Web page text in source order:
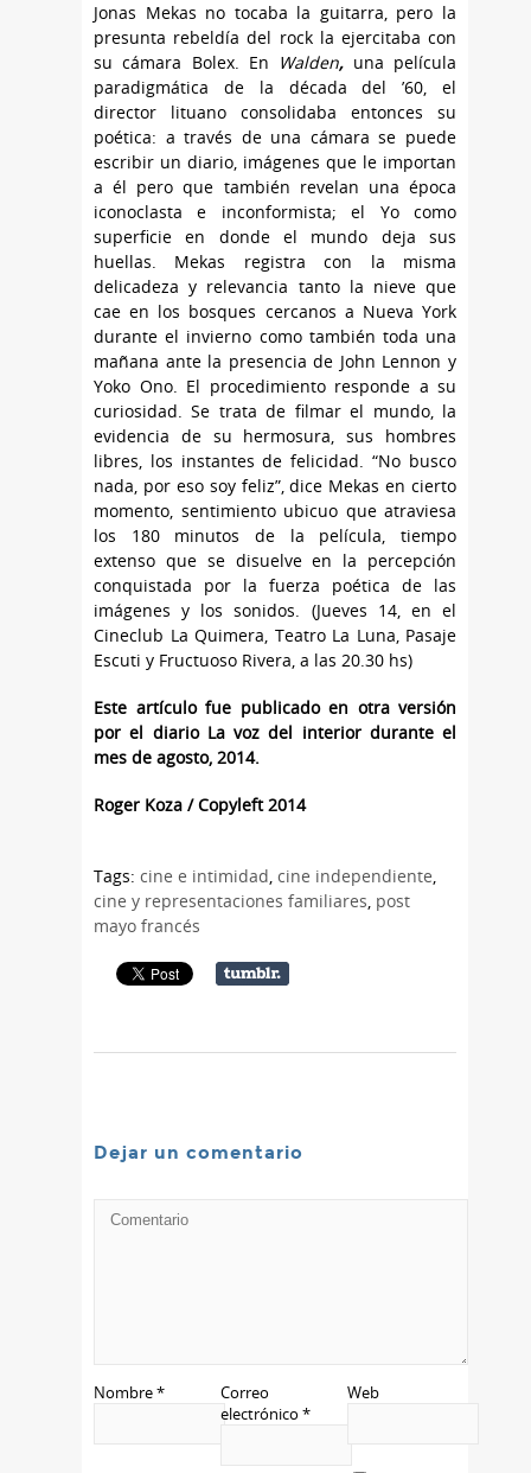
Jonas Mekas no tocaba la guitarra, pero la
presunta rebeldía del rock la ejercitaba con
su cámara Bolex. En Walden, una película
paradigmática de la década del ’60, el
director lituano consolidaba entonces su
poética: a través de una cámara se puede
escribir un diario, imágenes que le importan
a él pero que también revelan una época
iconoclasta e inconformista; el Yo como
superficie en donde el mundo deja sus
huellas. Mekas registra con la misma
delicadeza y relevancia tanto la nieve que
cae en los bosques cercanos a Nueva York
durante el invierno como también toda una
mañana ante la presencia de John Lennon y
Yoko Ono. El procedimiento responde a su
curiosidad. Se trata de filmar el mundo, la
evidencia de su hermosura, sus hombres
libres, los instantes de felicidad. “No busco
nada, por eso soy feliz”, dice Mekas en cierto
momento, sentimiento ubicuo que atraviesa
los 180 minutos de la película, tiempo
extenso que se disuelve en la percepción
conquistada por la fuerza poética de las
imágenes y los sonidos. (Jueves 14, en el
Cineclub La Quimera, Teatro La Luna, Pasaje
Escuti y Fructuoso Rivera, a las 20.30 hs)
Este artículo fue publicado en otra versión
por el diario La voz del interior durante el
mes de agosto, 2014.
Roger Koza / Copyleft 2014
Tags: cine e intimidad, cine independiente,
cine y representaciones familiares, post
mayo francés
Dejar un comentario
Nombre*
Correo
electrónico*
Web